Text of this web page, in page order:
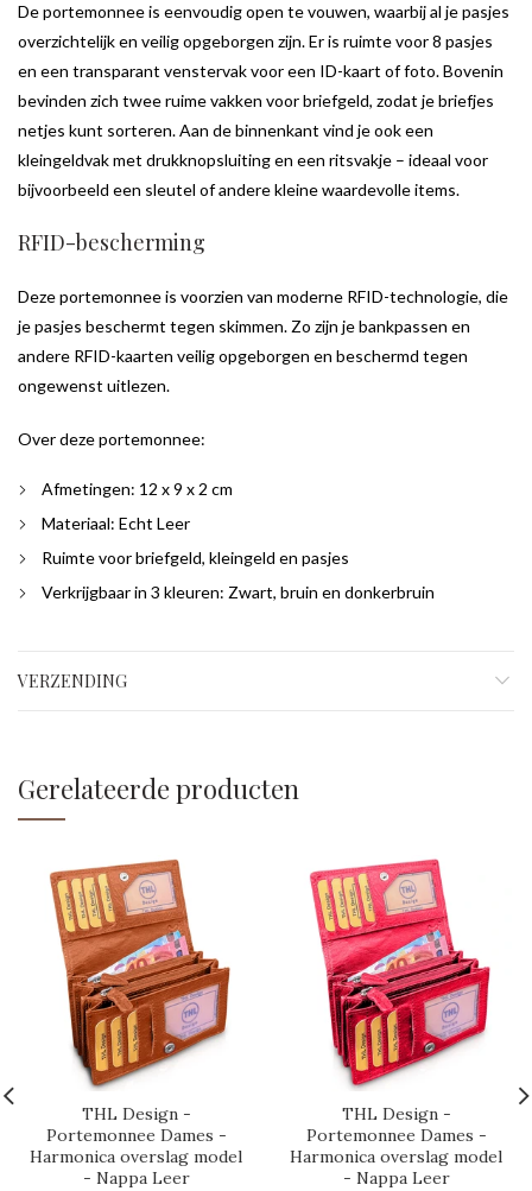
De portemonnee is eenvoudig open te vouwen, waarbij al je pasjes
overzichtelijk en veilig opgeborgen zijn. Er is ruimte voor 8 pasjes
en een transparant venstervak voor een ID-kaart of foto. Bovenin
bevinden zich twee ruime vakken voor briefgeld, zodat je briefjes
netjes kunt sorteren. Aan de binnenkant vind je ook een
kleingeldvak met drukknopsluiting en een ritsvakje – ideaal voor
bijvoorbeeld een sleutel of andere kleine waardevolle items.
RFID-bescherming
Deze portemonnee is voorzien van moderne RFID-technologie, die
je pasjes beschermt tegen skimmen. Zo zijn je bankpassen en
andere RFID-kaarten veilig opgeborgen en beschermd tegen
ongewenst uitlezen.
Over deze portemonnee:
Afmetingen: 12 x 9 x 2 cm
Materiaal: Echt Leer
Ruimte voor briefgeld, kleingeld en pasjes
Verkrijgbaar in 3 kleuren: Zwart, bruin en donkerbruin
VERZENDING
Gerelateerde producten
THL Design -
Portemonnee Dames -
Harmonica overslag model
- Nappa Leer
THL Design -
Portemonnee Dames -
Harmonica overslag model
- Nappa Leer